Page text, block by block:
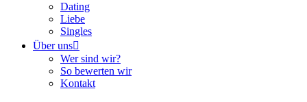
Dating
Liebe
Singles
Über uns
Wer sind wir?
So bewerten wir
Kontakt